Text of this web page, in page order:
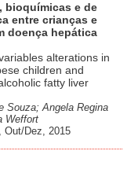
bioquímicas e de
entre crianças e
doença hepática
alterations in
children and
fatty liver
Souza; Angela Regina
Weffort
Out/Dez, 2015